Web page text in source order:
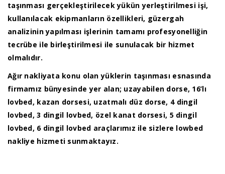
taşınması gerçekleştirilecek yükün yerleştirilmesi işi,
kullanılacak ekipmanların özellikleri, güzergah
analizinin yapılması işlerinin tamamı profesyonelliğin
tecrübe ile birleştirilmesi ile sunulacak bir hizmet
olmalıdır.
Ağır nakliyata konu olan yüklerin taşınması esnasında
firmamız bünyesinde yer alan; uzayabilen dorse, 16’lı
lovbed, kazan dorsesi, uzatmalı düz dorse, 4 dingil
lovbed, 3 dingil lovbed, özel kanat dorsesi, 5 dingil
lovbed, 6 dingil lovbed araçlarımız ile sizlere lowbed
nakliye hizmeti sunmaktayız.